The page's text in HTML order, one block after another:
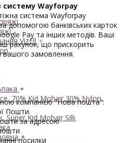
VizEll+
+
70% Kid Mohair 30% Nylon,
Kid Mohair Silk
+
систему Wayforpay
система Wayforpay
допомогою банківських карток
Pay та інших методів. Ваші
рахунок, що прискорить
вашого замовлення.
компанією "Нова пошта":
Пошти.
за адресою
посилки